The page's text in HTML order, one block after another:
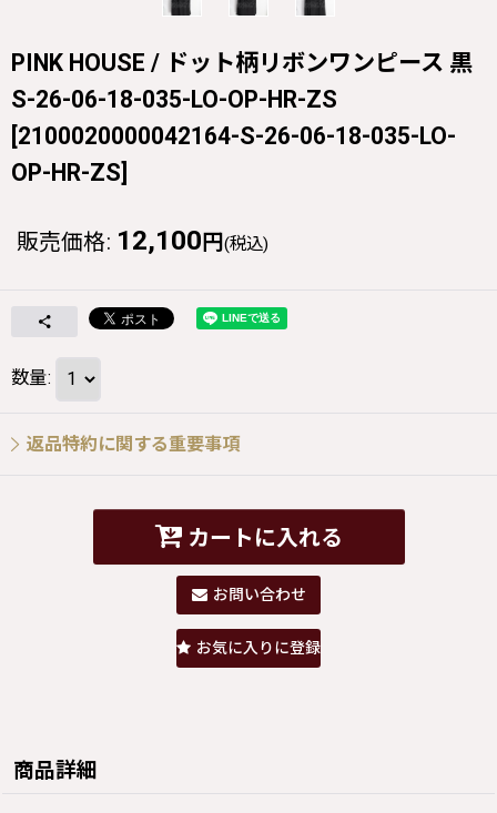
PINK HOUSE / ドット柄リボンワンピース 黒
S-26-06-18-035-LO-OP-HR-ZS
[2100020000042164-S-26-06-18-035-LO-
OP-HR-ZS]
販売価格: 12,100 円 (税込)
数量:
返品特約に関する重要事項
カートに入れる
お問い合わせ
お気に入りに登録
商品詳細